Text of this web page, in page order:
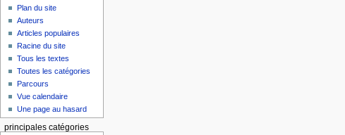
Plan du site
Auteurs
Articles populaires
Racine du site
Tous les textes
Toutes les catégories
Parcours
Vue calendaire
Une page au hasard
principales catégories